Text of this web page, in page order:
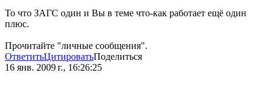
То что ЗАГС один и Вы в теме что-как работает ещё один
плюс.
Прочитайте "личные сообщения".
ОтветитьЦитироватьПоделиться
16 янв. 2009 г., 16:26:25